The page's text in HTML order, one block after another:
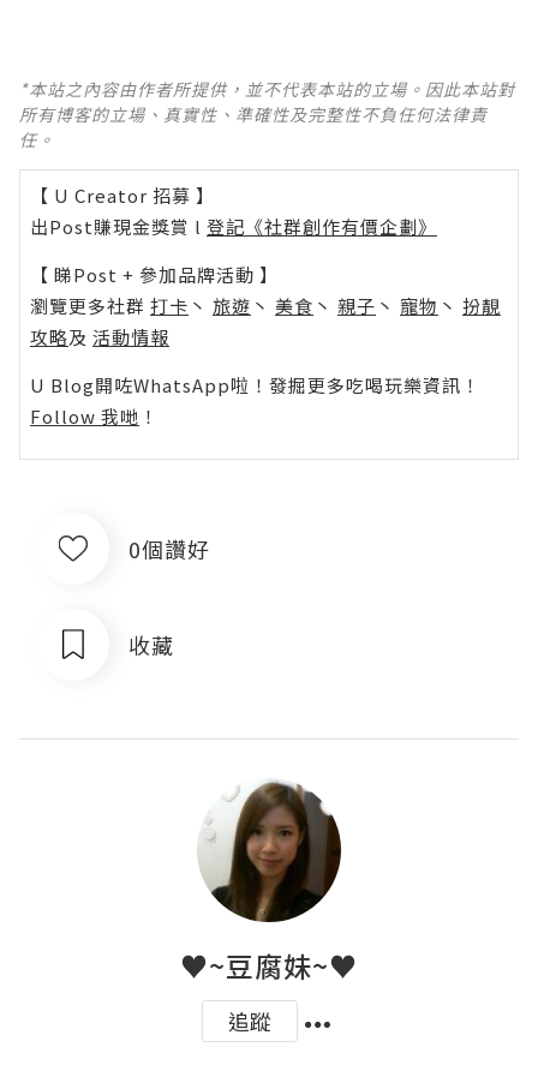
*本站之內容由作者所提供，並不代表本站的立場。因此本站對
所有博客的立場、真實性、準確性及完整性不負任何法律責
任。
【 U Creator 招募 】
出Post賺現金獎賞 l 登記《社群創作有價企劃》
【 睇Post + 參加品牌活動 】
瀏覽更多社群 打卡 丶 旅遊 丶 美食 丶 親子 丶 寵物 丶 扮靚
攻略及 活動情報
U Blog開咗WhatsApp啦！發掘更多吃喝玩樂資訊！
Follow 我哋 ！
0個讚好
收藏
♥~豆腐妹~♥
追蹤